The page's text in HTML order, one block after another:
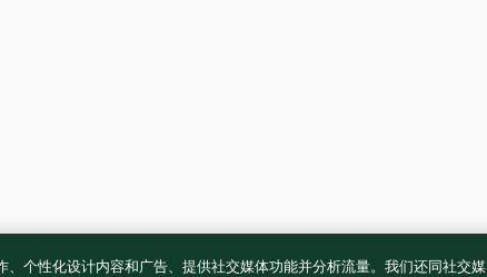
、个性化设计内容和广告、提供社交媒体功能并分析流量。我们还同社交媒